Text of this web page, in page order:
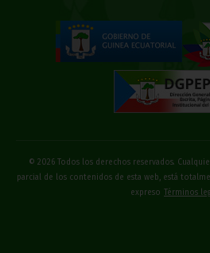
© 2026 Todos los derechos reservados.
parcial de los contenidos de esta web, está
expreso
Términos